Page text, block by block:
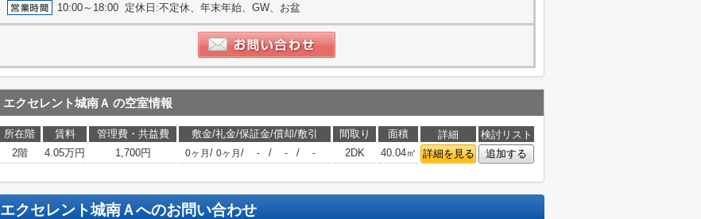
10:00～18:00 定休日:不定休、年末年始、GW、お盆
エクセレント城南Ａ の空室情報
所在階 賃料 管理費・共益費 敷金/礼金/保証金/償却/敷引 間取り 面積 詳細
検討リスト
2階
4.05万円 1,700円 0ヶ月 / 0ヶ月 / - / - / - 2DK 40.04㎡ 詳細を見る 追加する
エクセレント城南Ａへのお問い合わせ